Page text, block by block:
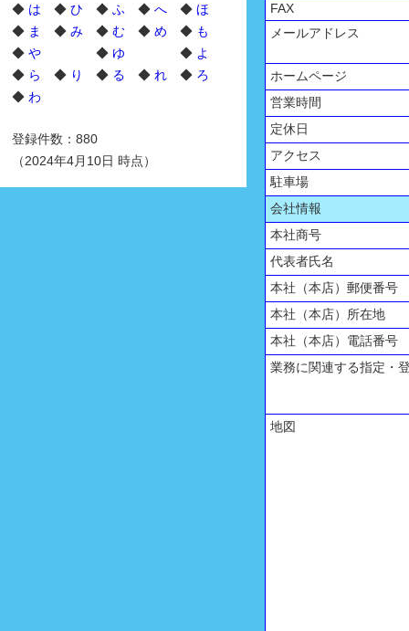
◆ は ◆ ひ ◆ ふ ◆ へ ◆ ほ
◆ ま ◆ み ◆ む ◆ め ◆ も
◆ や ◆ ゆ ◆ よ
◆ ら ◆ り ◆ る ◆ れ ◆ ろ
◆ わ
登録件数：880
（2024年4月10日 時点）
FAX
メールアドレス
ホームページ
営業時間
定休日
アクセス
駐車場
会社情報
本社商号
代表者氏名
本社（本店）郵便番号
本社（本店）所在地
本社（本店）電話番号
業務に関連する指定・
地図